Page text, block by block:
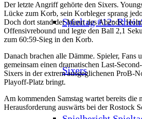
Spieltag #12:
Sixers
Der letzte Angriff gehörte den Sixers.
Lücke zum Korb, sein Korbleger sprang
Doch dort stand der Mann des Abends:
Offensivrebound und legte den Ball 2,1
zum 60:59-Sieg in den Korb.
Danach brachen alle Dämme. Spieler, Fans
gemeinsam einen dramatischen Last-
Sixers in der extrem ausgeglichenen ProB-
Playoff-Platz bringt.
Am kommenden Samstag wartet bereits die
Herausforderung auswärts bei der Rostock